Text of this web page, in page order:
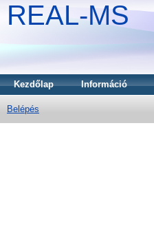
REAL-MS
Kezdőlap Információ
Belépés